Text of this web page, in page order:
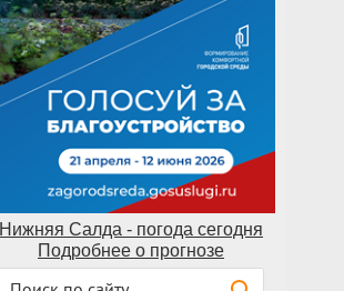
Нижняя Салда - погода сегодня
Подробнее о прогнозе